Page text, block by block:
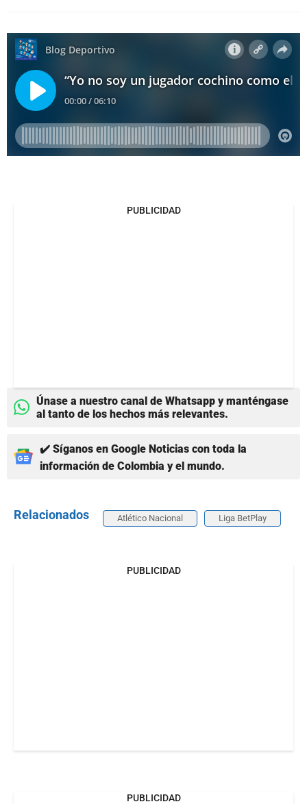
PUBLICIDAD
Únase a nuestro canal de Whatsapp y manténgase
al tanto de los hechos más relevantes.
✔️ Síganos en Google Noticias con toda la
información de Colombia y el mundo.
Relacionados Atlético Nacional Liga BetPlay
PUBLICIDAD
PUBLICIDAD